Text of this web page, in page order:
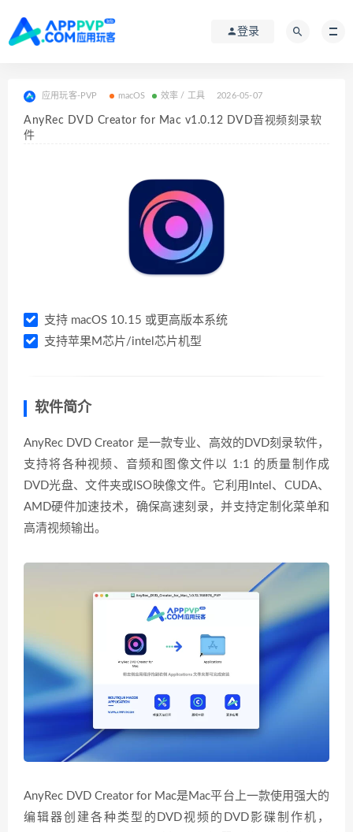
登录
应用玩客-PVP macOS 效率 / 工具 2026-05-07
AnyRec DVD Creator for Mac v1.0.12 DVD音视频刻录软
件
支持 macOS 10.15 或更高版本系统
支持苹果M芯片/intel芯片机型
软件简介
AnyRec DVD Creator 是一款专业、高效的DVD刻录软件，
支持将各种视频、音频和图像文件以 1:1 的质量制作成
DVD光盘、文件夹或ISO映像文件。它利用Intel、CUDA、
AMD硬件加速技术，确保高速刻录，并支持定制化菜单和
高清视频输出。
AnyRec DVD Creator for Mac是Mac平台上一款使用强大的
编辑器创建各种类型的DVD视频的DVD影碟制作机，